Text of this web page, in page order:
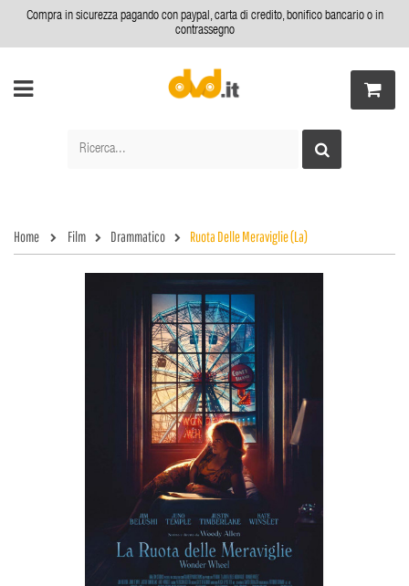
Compra in sicurezza pagando con paypal, carta di credito, bonifico bancario o in
contrassegno
Home Film Drammatico Ruota Delle Meraviglie (La)